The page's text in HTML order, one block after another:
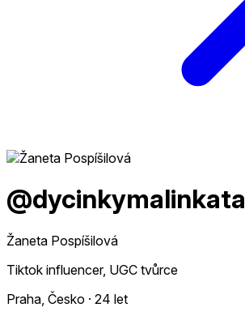
@dycinkymalinkata
Žaneta Pospíšilová
Tiktok influencer, UGC tvůrce
Praha, Česko · 24 let